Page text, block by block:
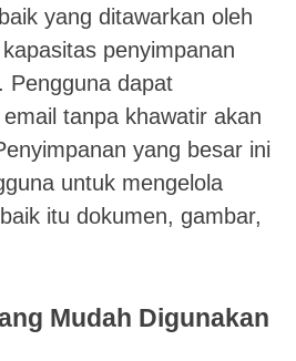
yang ditawarkan oleh
penyimpanan
Pengguna dapat
tanpa khawatir akan
yang besar ini
untuk mengelola
itu dokumen, gambar,
Mudah Digunakan